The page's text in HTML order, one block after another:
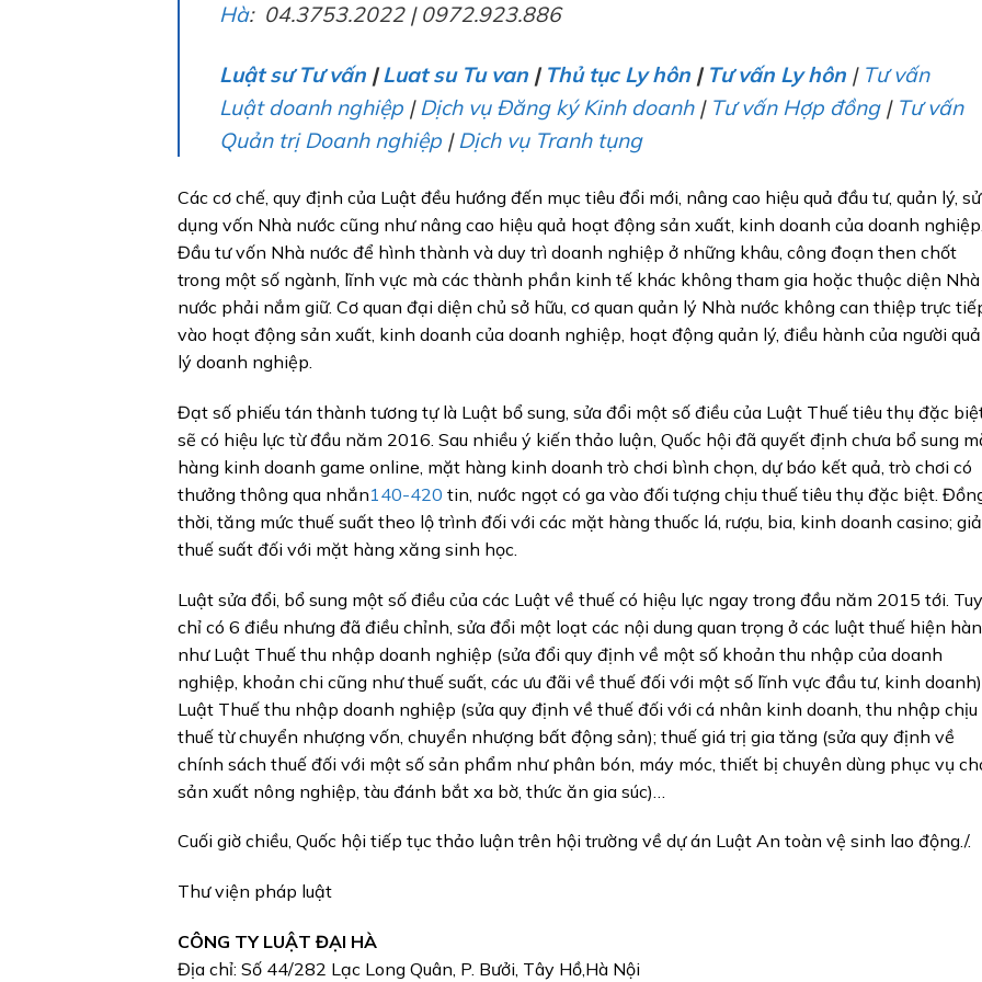
Hà: 04.3753.2022 | 0972.923.886
Luật sư Tư vấn |Luat su Tu van | Thủ tục Ly hôn | Tư vấn Ly hôn | Tư vấn
Luật doanh nghiệp |Dịch vụ Đăng ký Kinh doanh| Tư vấn Hợp đồng| Tư vấn
Quản trị Doanh nghiệp |Dịch vụ Tranh tụng
Các cơ chế, quy định của Luật đều hướng đến mục tiêu đổi mới, nâng cao hiệu quả đầu tư, quản lý, sử
dụng vốn Nhà nước cũng như nâng cao hiệu quả hoạt động sản xuất, kinh doanh của doanh nghiệp.
Đầu tư vốn Nhà nước để hình thành và duy trì doanh nghiệp ở những khâu, công đoạn then chốt
trong một số ngành, lĩnh vực mà các thành phần kinh tế khác không tham gia hoặc thuộc diện Nhà
nước phải nắm giữ. Cơ quan đại diện chủ sở hữu, cơ quan quản lý Nhà nước không can thiệp trực
vào hoạt động sản xuất, kinh doanh của doanh nghiệp, hoạt động quản lý, điều hành của người
lý doanh nghiệp.
Đạt số phiếu tán thành tương tự là Luật bổ sung, sửa đổi một số điều của Luật Thuế tiêu thụ đặc
sẽ có hiệu lực từ đầu năm 2016. Sau nhiều ý kiến thảo luận, Quốc hội đã quyết định chưa bổ sung
hàng kinh doanh game online, mặt hàng kinh doanh trò chơi bình chọn, dự báo kết quả, trò chơi có
thưởng thông qua nhắn140-420 tin, nước ngọt có ga vào đối tượng chịu thuế tiêu thụ đặc biệt.
thời, tăng mức thuế suất theo lộ trình đối với các mặt hàng thuốc lá, rượu, bia, kinh doanh casino;
thuế suất đối với mặt hàng xăng sinh học.
Luật sửa đổi, bổ sung một số điều của các Luật về thuế có hiệu lực ngay trong đầu năm 2015 tới. Tuy
chỉ có 6 điều nhưng đã điều chỉnh, sửa đổi một loạt các nội dung quan trọng ở các luật thuế hiện
như Luật Thuế thu nhập doanh nghiệp (sửa đổi quy định về một số khoản thu nhập của doanh
nghiệp, khoản chi cũng như thuế suất, các ưu đãi về thuế đối với một số lĩnh vực đầu tư, kinh
Luật Thuế thu nhập doanh nghiệp (sửa quy định về thuế đối với cá nhân kinh doanh, thu nhập chịu
thuế từ chuyển nhượng vốn, chuyển nhượng bất động sản); thuế giá trị gia tăng (sửa quy định về
chính sách thuế đối với một số sản phẩm như phân bón, máy móc, thiết bị chuyên dùng phục vụ
sản xuất nông nghiệp, tàu đánh bắt xa bờ, thức ăn gia súc)…
Cuối giờ chiều, Quốc hội tiếp tục thảo luận trên hội trường về dự án Luật An toàn vệ sinh lao động./.
Thư viện pháp luật
CÔNG TY LUẬT ĐẠI HÀ
Địa chỉ: Số 44/282 Lạc Long Quân, P. Bưởi, Tây Hồ,Hà Nội